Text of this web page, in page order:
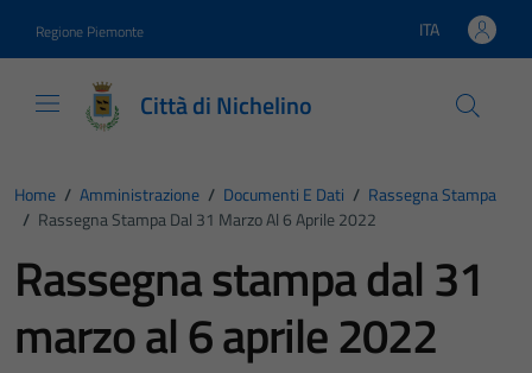
Regione Piemonte Lingua attiva:
ITA
Città di Nichelino
Home / Amministrazione / Documenti E Dati / Rassegna Stampa
/ Rassegna Stampa Dal 31 Marzo Al 6 Aprile 2022
Rassegna stampa dal 31
marzo al 6 aprile 2022